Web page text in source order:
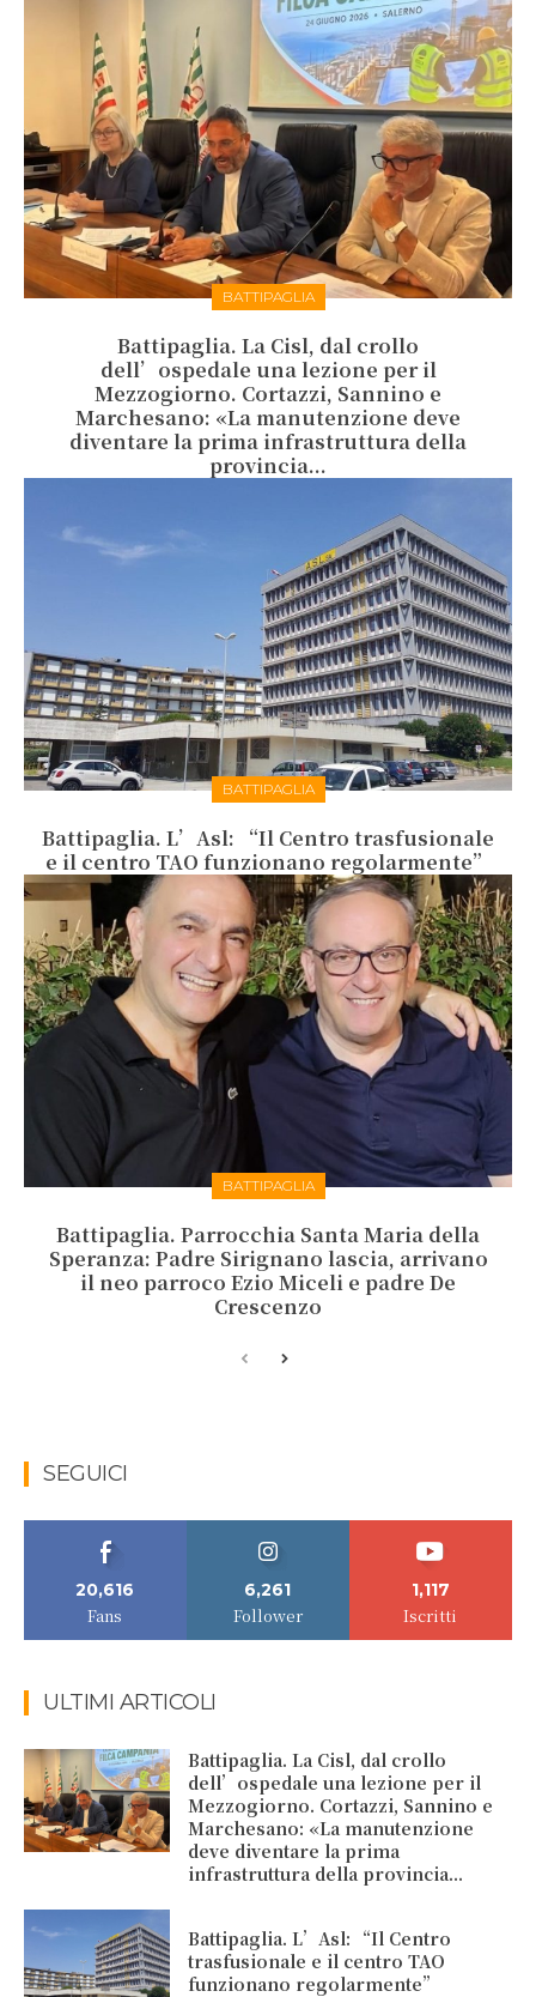
BATTIPAGLIA
Battipaglia. La Cisl, dal crollo
dell’ospedale una lezione per il
Mezzogiorno. Cortazzi, Sannino e
Marchesano: «La manutenzione deve
diventare la prima infrastruttura della
provincia...
BATTIPAGLIA
Battipaglia. L’Asl: “Il Centro trasfusionale
e il centro TAO funzionano regolarmente”
BATTIPAGLIA
Battipaglia. Parrocchia Santa Maria della
Speranza: Padre Sirignano lascia, arrivano
il neo parroco Ezio Miceli e padre De
Crescenzo
SEGUICI
20,616
Fans
6,261
Follower
1,117
Iscritti
ULTIMI ARTICOLI
Battipaglia. La Cisl, dal crollo
dell’ospedale una lezione per il
Mezzogiorno. Cortazzi, Sannino e
Marchesano: «La manutenzione
deve diventare la prima
infrastruttura della provincia...
Battipaglia. L’Asl: “Il Centro
trasfusionale e il centro TAO
funzionano regolarmente”